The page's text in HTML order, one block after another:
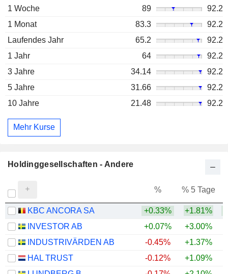
1 Woche 89
92.2
1 Monat
83.3
92.2
Laufendes Jahr
65.2
92.2
1 Jahr
64
92.2
3 Jahre
34.14
92.2
5 Jahre
31.66
92.2
10 Jahre
21.48 92.2
Mehr Kurse
Holdinggesellschaften - Andere
% % 5 Tage
KBC ANCORA SA +0.33% +1.81%
INVESTOR AB
+0.07% +3.00%
INDUSTRIVÄRDEN AB
-0.45% +1.37%
HAL TRUST
-0.12% +1.09%